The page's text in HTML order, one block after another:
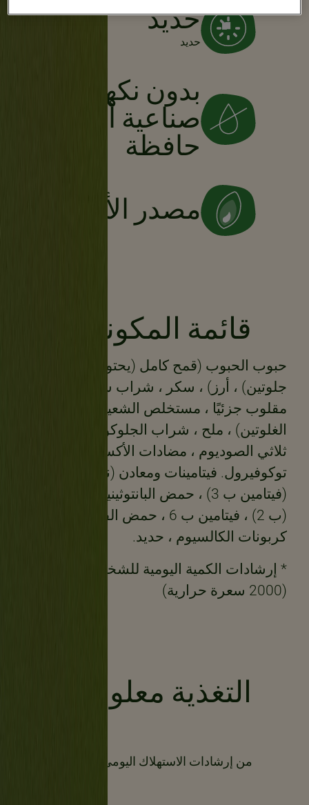
حديد
حديد
بدون نكهات
صناعية أو مواد
حافظة
مصدر الألياف
قائمة المكونات :
حبوب الحبوب (قمح كامل (يحتوي على
جلوتين) ، أرز) ، سكر ، شراب سكر بني
مقلوب جزئيًا ، مستخلص الشعير (يحتوي على
الغلوتين) ، ملح ، شراب الجلوكوز ، فوسفات
ثلاثي الصوديوم ، مضادات الأكسدة:
توكوفيرول. فيتامينات ومعادن (نياسين
(فيتامين ب 3) ، حمض البانتوثينيك ، ريبوفلافين
(ب 2) ، فيتامين ب 6 ، حمض الفوليك ،
كربونات الكالسيوم ، حديد.
* إرشادات الكمية اليومية للشخص البالغ
(2000 سعرة حرارية)
التغذية معلومات
من إرشادات الاستهلاك اليومي للبالغين*